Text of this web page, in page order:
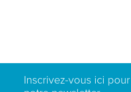
Inscrivez-vous ici